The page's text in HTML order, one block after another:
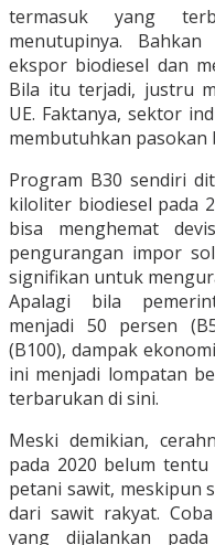
termasuk yang
menutupinya.
ekspor biodiesel dan
Bila itu terjadi, justru
UE. Faktanya, sektor
membutuhkan pasokan
Program B30 sendiri
kiloliter biodiesel pada
bisa menghemat
pengurangan impor
signifikan untuk
Apalagi bila
menjadi 50 persen
(B100), dampak
ini menjadi lompatan
terbarukan di sini.
Meski demikian,
pada 2020 belum
petani sawit, meskipun
dari sawit rakyat.
yang dijalankan